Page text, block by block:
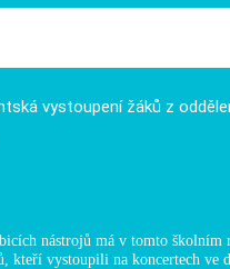
vystoupení žáků z
nástrojů má v tomto školním
kteří vystoupili na koncertech ve